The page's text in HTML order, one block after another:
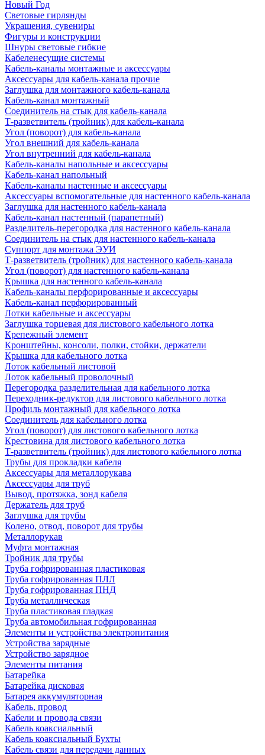
Новый Год
Световые гирлянды
Украшения, сувениры
Фигуры и конструкции
Шнуры световые гибкие
Кабеленесущие системы
Кабель-каналы монтажные и аксессуары
Аксессуары для кабель-канала прочие
Заглушка для монтажного кабель-канала
Кабель-канал монтажный
Соединитель на стык для кабель-канала
Т-разветвитель (тройник) для кабель-канала
Угол (поворот) для кабель-канала
Угол внешний для кабель-канала
Угол внутренний для кабель-канала
Кабель-каналы напольные и аксессуары
Кабель-канал напольный
Кабель-каналы настенные и аксессуары
Аксессуары вспомогательные для настенного кабель-канала
Заглушка для настенного кабель-канала
Кабель-канал настенный (парапетный)
Разделитель-перегородка для настенного кабель-канала
Соединитель на стык для настенного кабель-канала
Суппорт для монтажа ЭУИ
Т-разветвитель (тройник) для настенного кабель-канала
Угол (поворот) для настенного кабель-канала
Крышка для настенного кабель-канала
Кабель-каналы перфорированные и аксессуары
Кабель-канал перфорированный
Лотки кабельные и аксессуары
Заглушка торцевая для листового кабельного лотка
Крепежный элемент
Кронштейны, консоли, полки, стойки, держатели
Крышка для кабельного лотка
Лоток кабельный листовой
Лоток кабельный проволочный
Перегородка разделительная для кабельного лотка
Переходник-редуктор для листового кабельного лотка
Профиль монтажный для кабельного лотка
Соединитель для кабельного лотка
Угол (поворот) для листового кабельного лотка
Крестовина для листового кабельного лотка
Т-разветвитель (тройник) для листового кабельного лотка
Трубы для прокладки кабеля
Аксессуары для металлорукава
Аксессуары для труб
Вывод, протяжка, зонд кабеля
Держатель для труб
Заглушка для трубы
Колено, отвод, поворот для трубы
Металлорукав
Муфта монтажная
Тройник для трубы
Труба гофрированная пластиковая
Труба гофрированная ПЛЛ
Труба гофрированная ПНД
Труба металлическая
Труба пластиковая гладкая
Труба автомобильная гофрированная
Элементы и устройства электропитания
Устройства зарядные
Устройство зарядное
Элементы питания
Батарейка
Батарейка дисковая
Батарея аккумуляторная
Кабель, провод
Кабели и провода связи
Кабель коаксиальный
Кабель коаксиальный Бухты
Кабель связи для передачи данных